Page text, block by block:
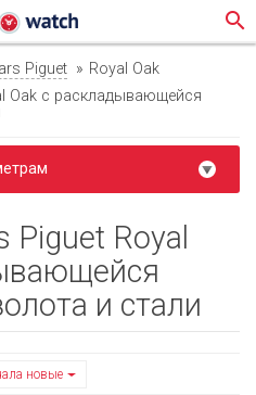
search
Piguet
Royal Oak
Oak с раскладывающейся
Piguet Royal
и стали
новые